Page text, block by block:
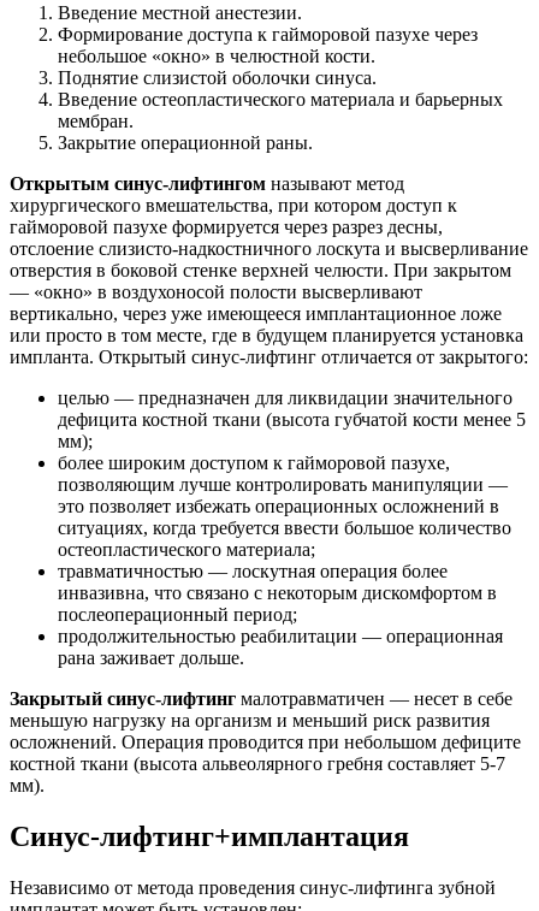
Введение местной анестезии.
Формирование доступа к гайморовой пазухе через
небольшое «окно» в челюстной кости.
Поднятие слизистой оболочки синуса.
Введение остеопластического материала и барьерных
мембран.
Закрытие операционной раны.
Открытым синус-лифтингом называют метод
хирургического вмешательства, при котором доступ к
гайморовой пазухе формируется через разрез десны,
отслоение слизисто-надкостничного лоскута и высверливание
отверстия в боковой стенке верхней челюсти. При закрытом
— «окно» в воздухоносой полости высверливают
вертикально, через уже имеющееся имплантационное ложе
или просто в том месте, где в будущем планируется установка
импланта. Открытый синус-лифтинг отличается от закрытого:
целью — предназначен для ликвидации значительного
дефицита костной ткани (высота губчатой кости менее 5
мм);
более широким доступом к гайморовой пазухе,
позволяющим лучше контролировать манипуляции —
это позволяет избежать операционных осложнений в
ситуациях, когда требуется ввести большое количество
остеопластического материала;
травматичностью — лоскутная операция более
инвазивна, что связано с некоторым дискомфортом в
послеоперационный период;
продолжительностью реабилитации — операционная
рана заживает дольше.
Закрытый синус-лифтинг малотравматичен — несет в себе
меньшую нагрузку на организм и меньший риск развития
осложнений. Операция проводится при небольшом дефиците
костной ткани (высота альвеолярного гребня составляет 5-7
мм).
Синус-лифтинг+имплантация
Независимо от метода проведения синус-лифтинга зубной